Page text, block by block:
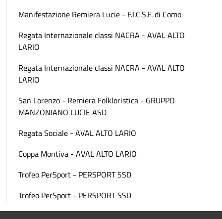
Manifestazione Remiera Lucie - F.I.C.S.F. di Como
Regata Internazionale classi NACRA - AVAL ALTO
LARIO
Regata Internazionale classi NACRA - AVAL ALTO
LARIO
San Lorenzo - Remiera Folkloristica - GRUPPO
MANZONIANO LUCIE ASD
Regata Sociale - AVAL ALTO LARIO
Coppa Montiva - AVAL ALTO LARIO
Trofeo PerSport - PERSPORT SSD
Trofeo PerSport - PERSPORT SSD